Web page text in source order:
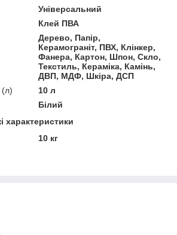
Універсальний
Клей ПВА
Дерево, Папір,
Керамограніт, ПВХ, Клінкер,
Фанера, Картон, Шпон, Скло,
Текстиль, Кераміка, Камінь,
ДВП, МДФ, Шкіра, ДСП
(л)
10 л
Білий
характеристики
10 кг